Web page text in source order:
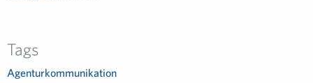
Tags
Agenturkommunikation